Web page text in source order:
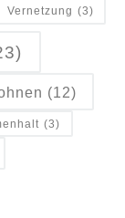
Vernetzung (3)
(12)
(3)